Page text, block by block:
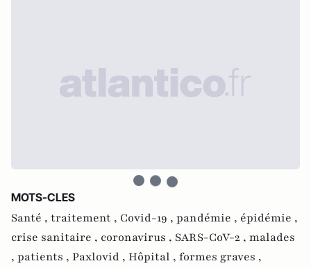
MOTS-CLES
Santé , traitement , Covid-19 , pandémie , épidémie ,
crise sanitaire , coronavirus , SARS-CoV-2 , malades
, patients , Paxlovid , Hôpital , formes graves ,